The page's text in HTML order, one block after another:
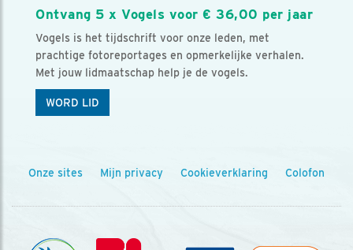
Ontvang 5 x Vogels voor € 36,00 per jaar
Vogels is het tijdschrift voor onze leden, met
prachtige fotoreportages en opmerkelijke verhalen.
Met jouw lidmaatschap help je de vogels.
WORD LID
Onze sites Mijn privacy Cookieverklaring Colofon